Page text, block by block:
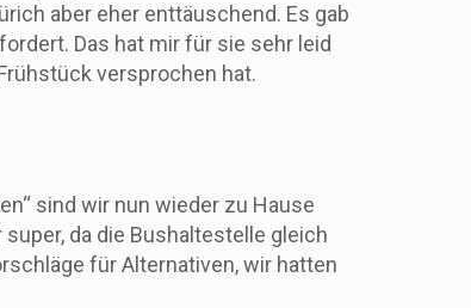
aber eher enttäuschend. Es gab
Das hat mir für sie sehr leid
versprochen hat.
sind wir nun wieder zu Hause
da die Bushaltestelle gleich
für Alternativen, wir hatten